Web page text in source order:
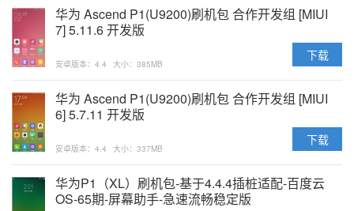
华为 Ascend P1(U9200)刷机包 合作开发组 [MIUI
7] 5.11.6 开发版
安卓版本：4.4 大小：385MB
下载
华为 Ascend P1(U9200)刷机包 合作开发组 [MIUI
6] 5.7.11 开发版
安卓版本：4.4 大小：337MB
下载
华为P1（XL）刷机包-基于4.4.4插桩适配-百度云
OS-65期-屏幕助手-急速流畅稳定版